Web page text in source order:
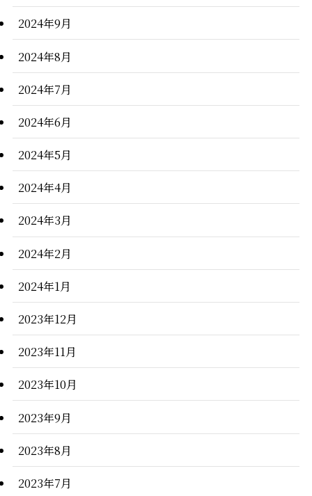
2024年9月
2024年8月
2024年7月
2024年6月
2024年5月
2024年4月
2024年3月
2024年2月
2024年1月
2023年12月
2023年11月
2023年10月
2023年9月
2023年8月
2023年7月